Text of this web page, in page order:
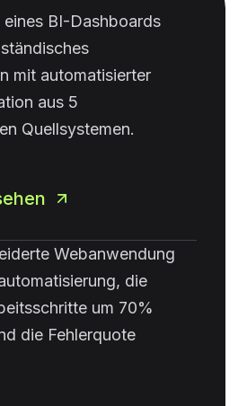
BI-Dashboards
mit automatisierter
aus 5
Quellsystemen.
Webanwendung
die
um 70%
die Fehlerquote